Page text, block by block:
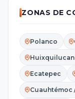
ZONAS DE
Polanco
Huixquilucan
Ecatepec
Cuauhtémoc